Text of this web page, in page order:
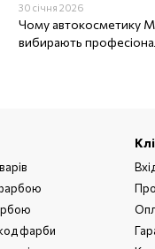
30 січня 2026
Чому автокосметику
вибирають
фарби